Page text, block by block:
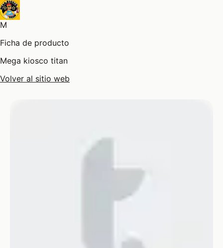
M
Ficha de producto
Mega kiosco titan
Volver al sitio web